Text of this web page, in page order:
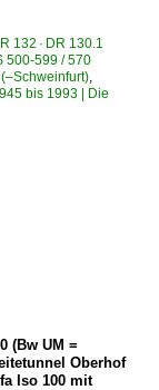
132 · DR 130.1
500-599 / 570
,
bis 1993 | Die
(Bw UM =
Oberhof
Iso 100 mit